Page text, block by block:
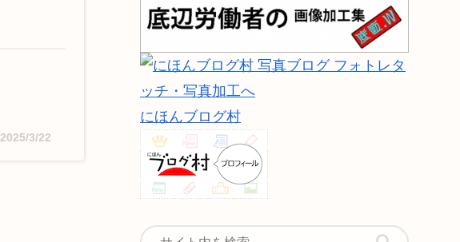
2025/3/22
にほんブログ村